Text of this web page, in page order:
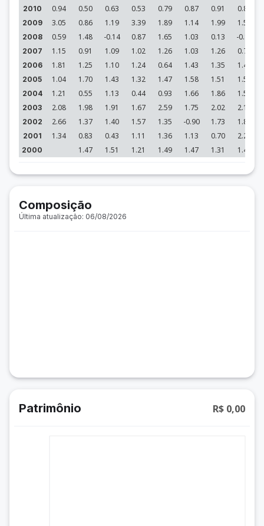
2010 0.94 0.50 0.63 0.53 0.79 0.87 0.91 0.81
2009 3.05 0.86 1.19 3.39 1.89 1.14 1.99 1.56
2008 0.59 1.48 -0.14 0.87 1.65 1.03 0.13 -0.11
2007 1.15 0.91 1.09 1.02 1.26 1.03 1.26 0.75
2006 1.81 1.25 1.10 1.24 0.64 1.43 1.35 1.40
2005 1.04 1.70 1.43 1.32 1.47 1.58 1.51 1.50
2004 1.21 0.55 1.13 0.44 0.93 1.66 1.86 1.59
2003 2.08 1.98 1.91 1.67 2.59 1.75 2.02 2.16
2002 2.66 1.37 1.40 1.57 1.35 -0.90 1.73 1.89
2001 1.34 0.83 0.43 1.11 1.36 1.13 0.70 2.29
2000 1.47 1.51 1.21 1.49 1.47 1.31 1.41
Composição
Última atualização: 06/08/2026
Patrimônio R$ 0,00